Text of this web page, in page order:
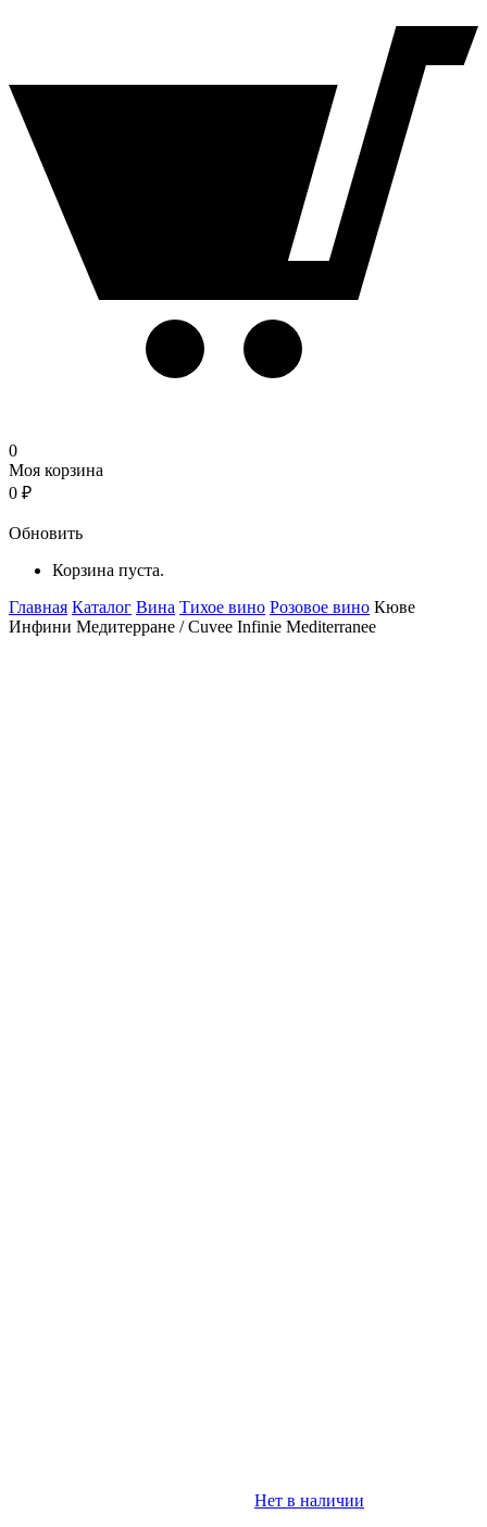
0
Моя корзина
0 ₽
Обновить
Корзина пуста.
Главная Каталог Вина Тихое вино Розовое вино Кюве
Инфини Медитерране / Cuvee Infinie Mediterranee
Нет в наличии